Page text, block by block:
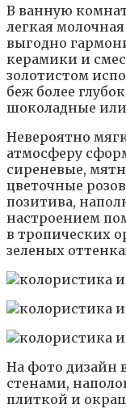
В ванную
легкая
выгодно
керамики и
золотистом
беж более
шоколадные
Невероятно
атмосферу
сиреневые,
цветочные
позитива,
настроением
в тропических
зеленых
На фото дизайн
стенами,
плиткой и